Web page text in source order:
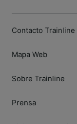
Contacto Trainline
Mapa Web
Sobre Trainline
Prensa